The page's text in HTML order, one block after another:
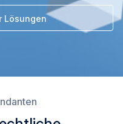
Lösungen